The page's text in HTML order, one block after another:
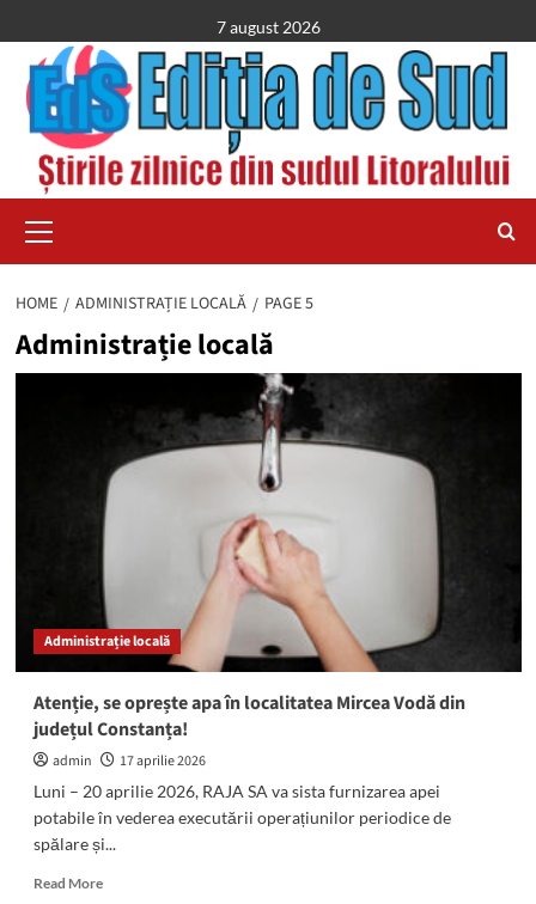
to
content
7 august 2026
Menu
HOME ADMINISTRAȚIE LOCALĂ PAGE 5
Administrație locală
Administrație locală
Atenție, se oprește apa în localitatea Mircea Vodă din
județul Constanța!
admin
17 aprilie 2026
Luni – 20 aprilie 2026, RAJA SA va sista furnizarea apei
potabile în vederea executării operațiunilor periodice de
spălare și...
Read MoreRead